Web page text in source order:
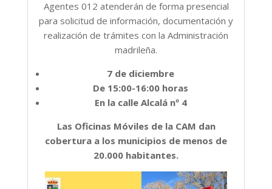
Agentes 012 atenderán de forma presencial
para solicitud de información, documentación y
realización de trámites con la Administración
madrileña.
7 de diciembre
De 15:00-16:00 horas
En la calle Alcalá nº 4
Las Oficinas Móviles de la CAM dan
cobertura a los municipios de menos de
20.000 habitantes.